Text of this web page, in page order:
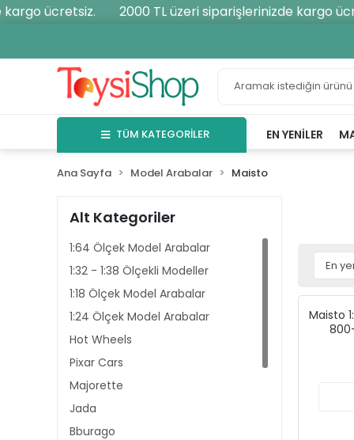
ücretsiz. 2000 TL üzeri siparişlerinizde kargo
TÜM KATEGORİLER EN YENILER
Ana Sayfa Model Arabalar Maisto
Alt Kategoriler
1:64 Ölçek Model Arabalar
1:32 - 1:38 Ölçekli Modeller
1:18 Ölçek Model Arabalar
1:24 Ölçek Model Arabalar
Hot Wheels
Pixar Cars
Majorette
Jada
Bburago
Maisto